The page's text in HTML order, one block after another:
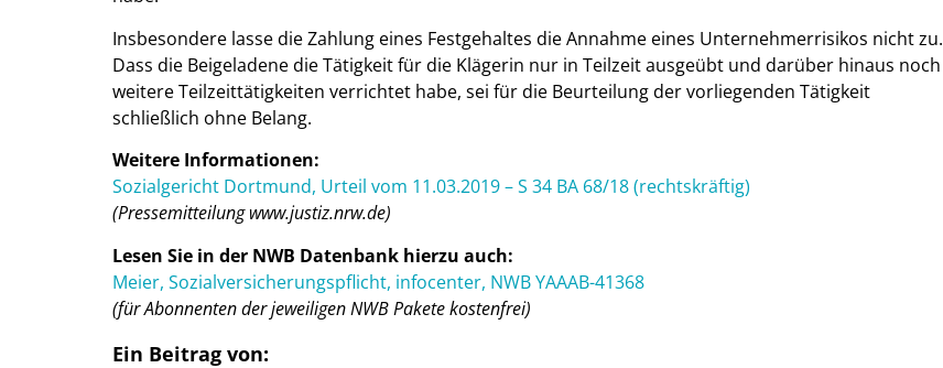
Insbesondere lasse die Zahlung eines Festgehaltes die Annahme eines Unternehmerrisikos nicht zu.
Dass die Beigeladene die Tätigkeit für die Klägerin nur in Teilzeit ausgeübt und darüber hinaus noch
weitere Teilzeittätigkeiten verrichtet habe, sei für die Beurteilung der vorliegenden Tätigkeit
schließlich ohne Belang.
Weitere Informationen:
Sozialgericht Dortmund, Urteil vom 11.03.2019 – S 34 BA 68/18 (rechtskräftig)
(Pressemitteilung www.justiz.nrw.de)
Lesen Sie in der NWB Datenbank hierzu auch:
Meier, Sozialversicherungspflicht, infocenter, NWB YAAAB-41368
(für Abonnenten der jeweiligen NWB Pakete kostenfrei)
Ein Beitrag von: